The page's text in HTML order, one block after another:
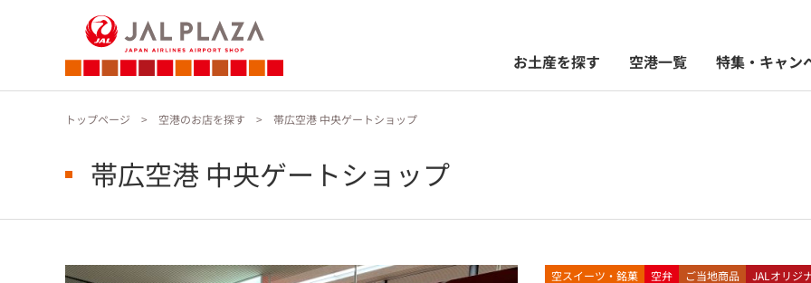
お土産を探す 空港一覧 特集・キャン
トップページ 空港のお店を探す 帯広空港 中央ゲートショップ
帯広空港 中央ゲートショップ
空スイーツ・銘菓 空弁 ご当地商品 JALオリジ